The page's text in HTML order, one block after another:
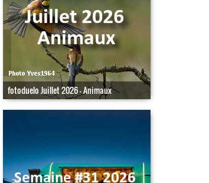
fotoduelo Juillet 2026 - Animaux